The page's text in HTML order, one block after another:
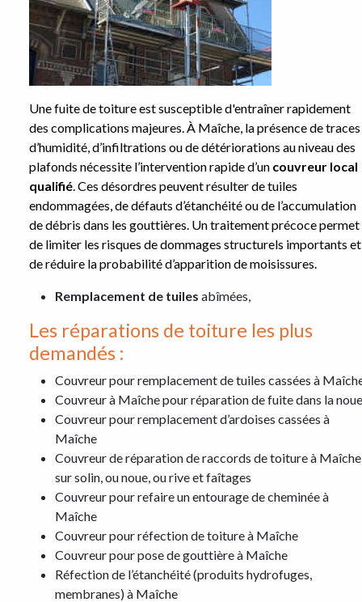
Une fuite de toiture est susceptible d'entraîner rapidement
des complications majeures. À Maîche, la présence de traces
d’humidité, d’infiltrations ou de détériorations au niveau des
plafonds nécessite l’intervention rapide d’un couvreur local
qualifié. Ces désordres peuvent résulter de tuiles
endommagées, de défauts d’étanchéité ou de l’accumulation
de débris dans les gouttières. Un traitement précoce permet
de limiter les risques de dommages structurels importants et
de réduire la probabilité d’apparition de moisissures.
Remplacement de tuiles abîmées,
Les réparations de toiture les plus
demandés :
Couvreur pour remplacement de tuiles cassées à
Couvreur à Maîche pour réparation de fuite dans la noue
Couvreur pour remplacement d’ardoises cassées à
Maîche
Couvreur de réparation de raccords de toiture à Maîche
sur solin, ou noue, ou rive et faîtages
Couvreur pour refaire un entourage de cheminée à
Maîche
Couvreur pour réfection de toiture à Maîche
Couvreur pour pose de gouttière à Maîche
Réfection de l’étanchéité (produits hydrofuges,
membranes) à Maîche